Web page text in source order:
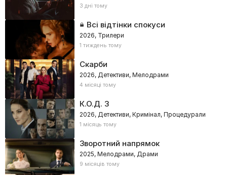
3 дні тому
Всі відтінки спокуси
2026, Трилери
1 тиждень тому
Скарби
2026, Детективи, Мелодрами
4 місяці тому
К.О.Д. 3
2026, Детективи, Кримінал, Процедурали
1 місяць тому
Зворотний напрямок
2025, Мелодрами, Драми
9 місяців тому